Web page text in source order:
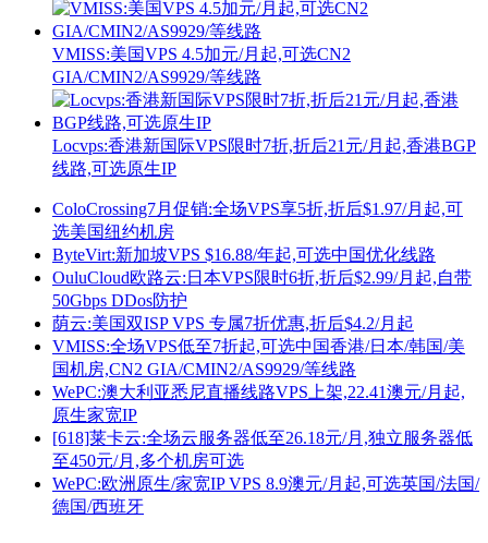
VMISS:美国VPS 4.5加元/月起,可选CN2
GIA/CMIN2/AS9929/等线路
Locvps:香港新国际VPS限时7折,折后21元/月起,香港BGP
线路,可选原生IP
ColoCrossing7月促销:全场VPS享5折,折后$1.97/月起,可
选美国纽约机房
ByteVirt:新加坡VPS $16.88/年起,可选中国优化线路
OuluCloud欧路云:日本VPS限时6折,折后$2.99/月起,自带
50Gbps DDos防护
荫云:美国双ISP VPS 专属7折优惠,折后$4.2/月起
VMISS:全场VPS低至7折起,可选中国香港/日本/韩国/美
国机房,CN2 GIA/CMIN2/AS9929/等线路
WePC:澳大利亚悉尼直播线路VPS上架,22.41澳元/月起,
原生家宽IP
[618]莱卡云:全场云服务器低至26.18元/月,独立服务器低
至450元/月,多个机房可选
WePC:欧洲原生/家宽IP VPS 8.9澳元/月起,可选英国/法国/
德国/西班牙